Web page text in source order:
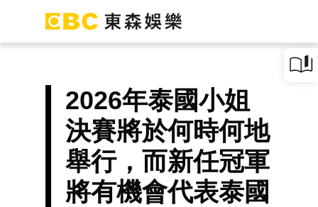
2026年泰國小姐
決賽將於何時何地
舉行，而新任冠軍
將有機會代表泰國